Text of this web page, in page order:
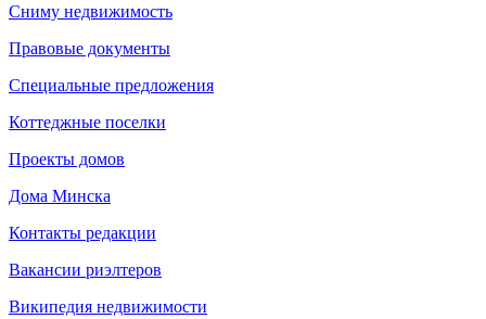
Сниму недвижимость
Правовые документы
Специальные предложения
Коттеджные поселки
Проекты домов
Дома Минска
Контакты редакции
Вакансии риэлтеров
Википедия недвижимости